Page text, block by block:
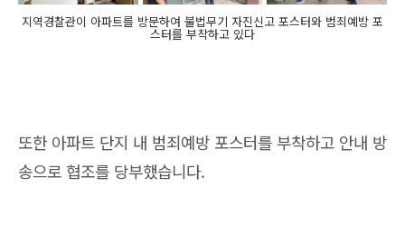
지역경찰관이 아파트를 방문하여 불법무기 자진신고 포스터와 범죄예방 포
스터를 부착하고 있다
또한 아파트 단지 내 범죄예방 포스터를 부착하고 안내 방
송으로 협조를 당부했습니다.